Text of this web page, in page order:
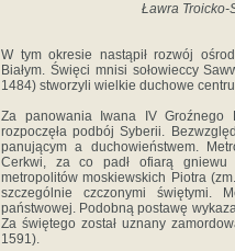
Ławra
W tym okresie nastąpił rozwój
Białym. Święci mnisi sołowieccy
1484) stworzyli wielkie duchowe
Za panowania Iwana IV Groźnego
rozpoczęła podbój Syberii.
panującym a duchowieństwem.
Cerkwi, za co padł ofiarą gniewu
metropolitów moskiewskich Piotra
szczególnie czczonymi świętymi.
państwowej. Podobną postawę
Za świętego został uznany
1591).